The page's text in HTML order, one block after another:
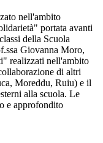
nell'ambito
portata avanti
della Scuola
Giovanna Moro,
realizzati nell'ambito
di altri
Moreddu, Ruiu) e il
alla scuola. Le
e approfondito